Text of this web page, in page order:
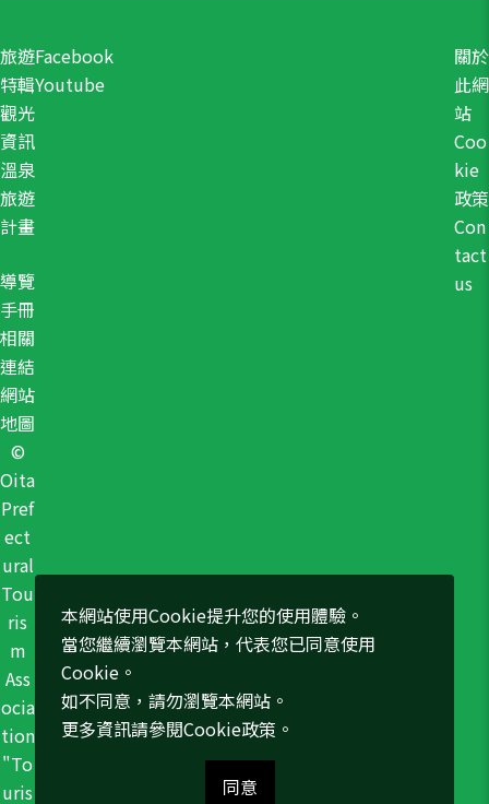
旅遊
特輯
觀光
資訊
溫泉
旅遊
計畫
導覽
手冊
相關
連結
網站
地圖
關於
此網
站
Coo
kie
政策
Con
tact
us
Facebook
Youtube
©
Oita
Pref
ect
ural
Tou
ris
m
Ass
ocia
tion
"To
uris
本網站使用Cookie提升您的使用體驗。
當您繼續瀏覽本網站，代表您已同意使用
Cookie。
如不同意，請勿瀏覽本網站。
更多資訊請參閱Cookie政策 。
同意